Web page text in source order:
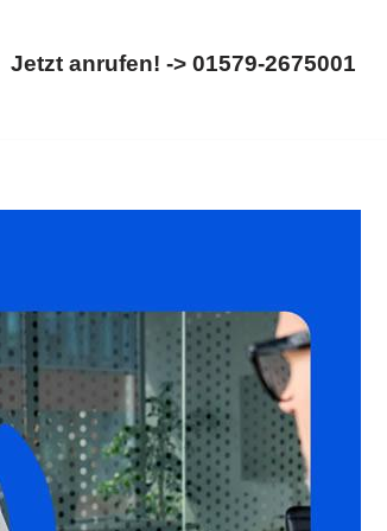
Jetzt anrufen! -> 01579-2675001